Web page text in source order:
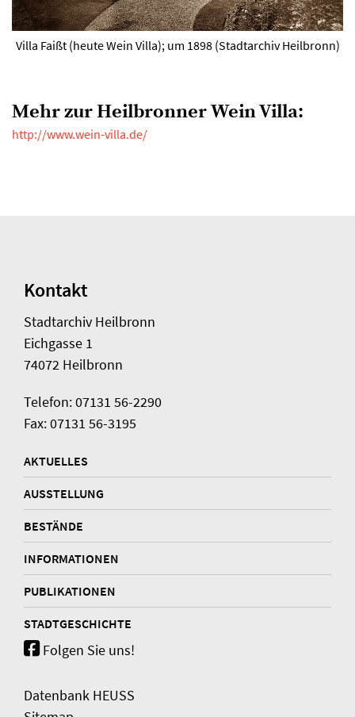
Villa Faißt (heute Wein Villa); um 1898 (Stadtarchiv Heilbronn)
Mehr zur Heilbronner Wein Villa:
http://www.wein-villa.de/
Kontakt
Stadtarchiv Heilbronn
Eichgasse 1
74072 Heilbronn
Telefon: 07131 56-2290
Fax: 07131 56-3195
AKTUELLES
AUSSTELLUNG
BESTÄNDE
INFORMATIONEN
PUBLIKATIONEN
STADTGESCHICHTE
Folgen Sie uns!
Datenbank HEUSS